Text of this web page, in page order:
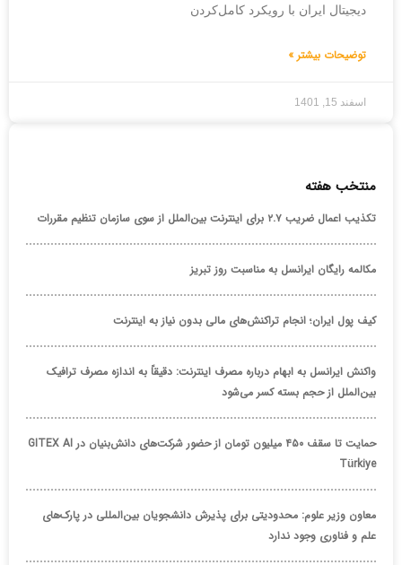
دیجیتال ایران با رویکرد کامل‌کردن
توضیحات بیشتر »
اسفند 15, 1401
منتخب هفته
تکذیب اعمال ضریب ۲.۷ برای اینترنت بین‌الملل از سوی سازمان تنظیم مقررات
مکالمه رایگان ایرانسل به مناسبت روز تبریز
کیف پول ایران؛ انجام تراکنش‌های مالی بدون نیاز به اینترنت
واکنش ایرانسل به ابهام درباره مصرف اینترنت: دقیقاً به اندازه مصرف ترافیک
بین‌الملل از حجم بسته کسر می‌شود
حمایت تا سقف ۴۵۰ میلیون تومان از حضور شرکت‌های دانش‌بنیان در GITEX AI
Türkiye
معاون وزیر علوم: محدودیتی برای پذیرش دانشجویان بین‌المللی در پارک‌های
علم و فناوری وجود ندارد